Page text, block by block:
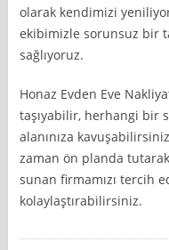
olarak kendimizi
ekibimizle sorunsuz bir
sağlıyoruz.
Honaz Evden Eve
taşıyabilir, herhangi bir
alanınıza
zaman ön planda
sunan firmamızı tercih
kolaylaştırabilirsiniz.